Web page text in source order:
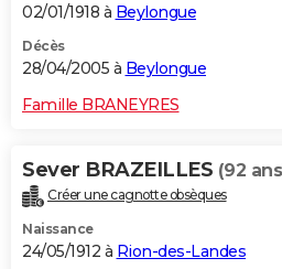
02/01/1918 à Beylongue
Décès
28/04/2005 à Beylongue
Famille BRANEYRES
Sever BRAZEILLES (92
Créer une cagnotte obsèques
Naissance
24/05/1912 à Rion-des-Landes